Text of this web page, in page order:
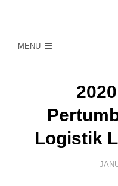
MENU
Logistik